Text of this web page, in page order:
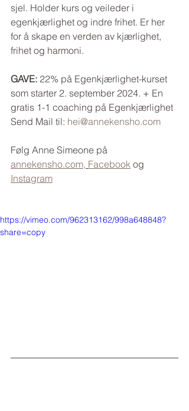
sjel. Holder kurs og veileder i
egenkjærlighet og indre frihet. Er her
for å skape en verden av kjærlighet,
frihet og harmoni.
GAVE: 22% på Egenkjærlighet-kurset
som starter 2. september 2024. + En
gratis 1-1 coaching på Egenkjærlighet
Send Mail til: hei@annekensho.com
Følg Anne Simeone på
annekensho.com, Facebook og
Instagram
https://vimeo.com/962313162/998a648848?
share=copy